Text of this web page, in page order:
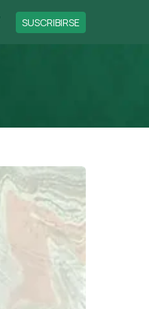
SUSCRIBIRSE